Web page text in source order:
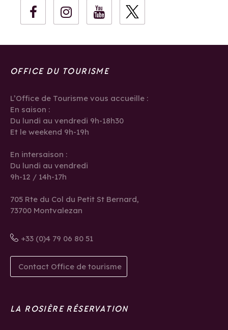
OFFICE DU TOURISME
L’Office de Tourisme vous accueille :
En saison :
Du lundi au vendredi 9h-18h30
Et le weekend 9h-19h
En intersaison :
Du lundi au vendredi
9h-12 / 14h-17h
705 Rte du Col du Petit St Bernard,
73700 Montvalezan
+33 (0)4 79 06 80 51
Contact Office de tourisme
LA ROSIÈRE RÉSERVATION